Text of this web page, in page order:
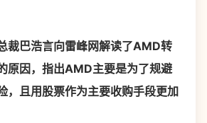
裁巴浩言向雷峰网解读了AMD转
原因，指出AMD主要是为了规避
，且用股票作为主要收购手段更加